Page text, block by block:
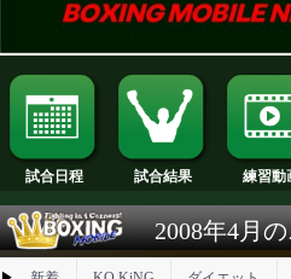
試合日程 試合結果